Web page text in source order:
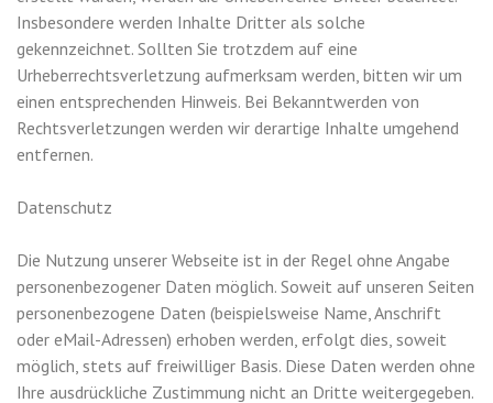
Insbesondere werden Inhalte Dritter als solche
gekennzeichnet. Sollten Sie trotzdem auf eine
Urheberrechtsverletzung aufmerksam werden, bitten wir um
einen entsprechenden Hinweis. Bei Bekanntwerden von
Rechtsverletzungen werden wir derartige Inhalte umgehend
entfernen.
Datenschutz
Die Nutzung unserer Webseite ist in der Regel ohne Angabe
personenbezogener Daten möglich. Soweit auf unseren Seiten
personenbezogene Daten (beispielsweise Name, Anschrift
oder eMail-Adressen) erhoben werden, erfolgt dies, soweit
möglich, stets auf freiwilliger Basis. Diese Daten werden ohne
Ihre ausdrückliche Zustimmung nicht an Dritte weitergegeben.